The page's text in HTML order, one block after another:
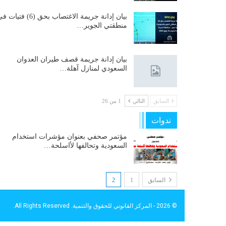
بيان إدانة جريمة الاغتصاب بحق (6)
منطقتي الجوير…
بيان إدانة جريمة قصف طيران العدوان
السعودي لمنازل آهلة…
السابق التالي 1 من 26
ندوات
مؤتمر صحفي بعنوان مؤشرات استخدام
السعودية وتحالفها لأاسلحة…
السابق 1
2
© 2026 - المركز القانوني للحقوق والتنمية. All Rights Reserved.